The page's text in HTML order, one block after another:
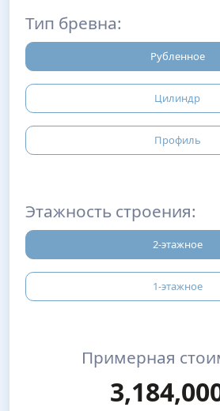
Тип бревна:
Рубленное
Цилиндр
Профиль
Этажность строения:
2-этажное
1-этажное
Примерная